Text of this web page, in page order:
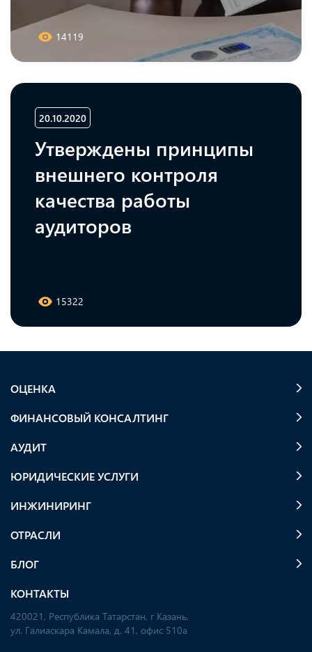
14119
20.10.2020
Утверждены принципы
внешнего контроля
качества работы
аудиторов
15322
ОЦЕНКА
ФИНАНСОВЫЙ КОНСАЛТИНГ
АУДИТ
ЮРИДИЧЕСКИЕ УСЛУГИ
ИНЖИНИРИНГ
ОТРАСЛИ
БЛОГ
КОНТАКТЫ
420021, Республика Татарстан, г Казань,
ул. Галиаскара Камала, д. 41, офис 510а